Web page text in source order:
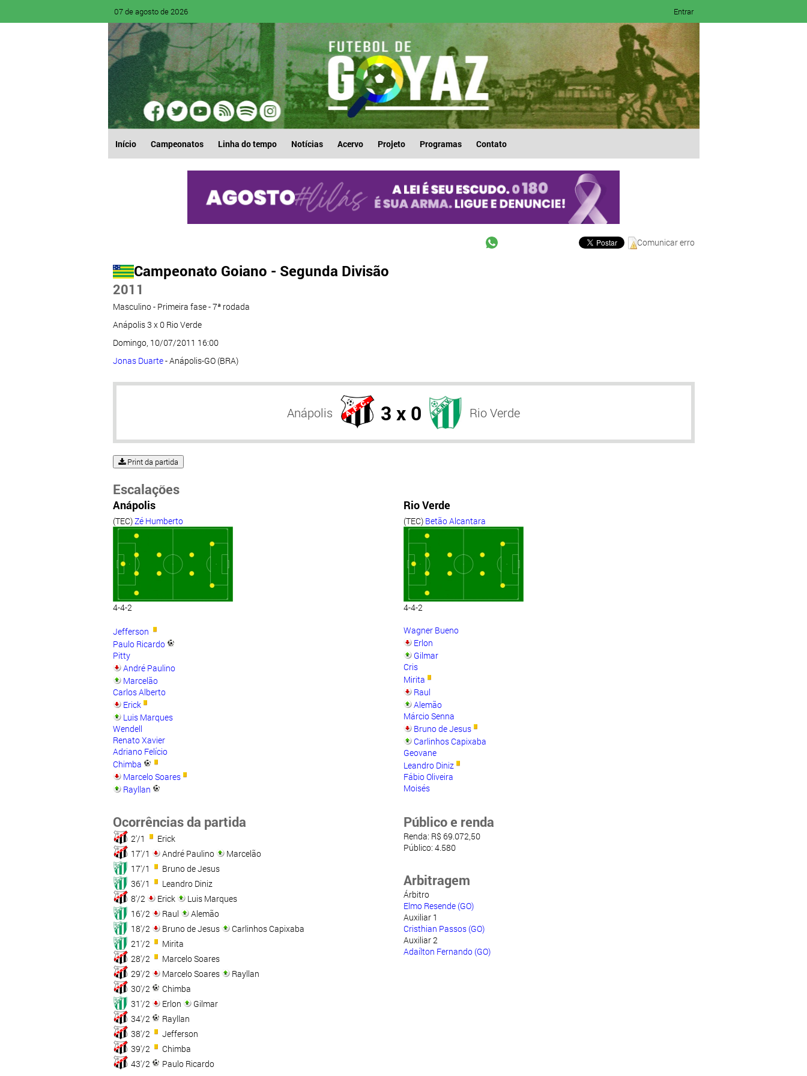
07 de agosto de 2026 Entrar
Início Campeonatos Linha do tempo Notícias Acervo Projeto Programas Contato
Comunicar erro
Campeonato Goiano - Segunda Divisão
2011
Masculino - Primeira fase - 7ª rodada
Anápolis 3 x 0 Rio Verde
Domingo, 10/07/2011 16:00
Jonas Duarte- Anápolis-GO (BRA)
Anápolis 3 x 0 Rio Verde
Print da partida
Escalações
Anápolis
(TEC)Zé Humberto
4-4-2
Jefferson
Paulo Ricardo
Pitty
André Paulino
Marcelão
Carlos Alberto
Erick
Luis Marques
Wendell
Renato Xavier
Adriano Felício
Chimba
Marcelo Soares
Rayllan
Rio Verde
(TEC) Betão Alcantara
4-4-2
Wagner Bueno
Erlon
Gilmar
Cris
Mirita
Raul
Alemão
Márcio Senna
Bruno de Jesus
Carlinhos Capixaba
Geovane
Leandro Diniz
Fábio Oliveira
Moisés
Ocorrências da partida
2'/1
Erick
17'/1
André Paulino
Marcelão
17'/1
Bruno de Jesus
36'/1
Leandro Diniz
8'/2
Erick
Luis Marques
16'/2
Raul
Alemão
18'/2
Bruno de Jesus
Carlinhos Capixaba
21'/2
Mirita
28'/2
Marcelo Soares
29'/2
Marcelo Soares
Rayllan
30'/2
Chimba
31'/2
Erlon
Gilmar
34'/2
Rayllan
38'/2
Jefferson
39'/2
Chimba
43'/2
Paulo Ricardo
Público e renda
Renda: R$ 69.072,50
Público: 4.580
Arbitragem
Árbitro
Elmo Resende (GO)
Auxiliar 1
Cristhian Passos (GO)
Auxiliar 2
Adaílton Fernando (GO)